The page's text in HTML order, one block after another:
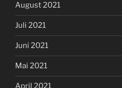
August 2021
Juli 2021
Juni 2021
Mai 2021
April 2021